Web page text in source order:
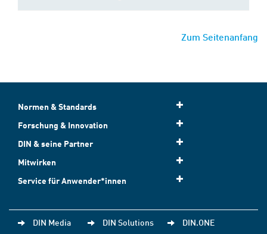
Zum Seitenanfang
Normen & Standards
Forschung & Innovation
DIN & seine Partner
Mitwirken
Service für Anwender*innen
DIN Media DIN Solutions DIN.ONE